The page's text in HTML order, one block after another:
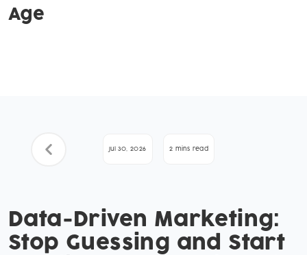
Age
Jul 30, 2026 2 mins read
Data-Driven Marketing:
Stop Guessing and Start